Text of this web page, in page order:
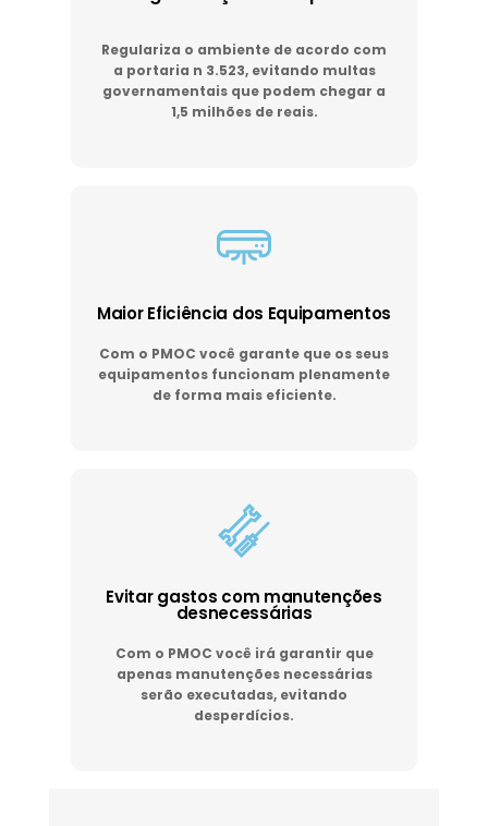
Regulariza o ambiente de acordo com
a portaria n 3.523, evitando multas
governamentais que podem chegar a
1,5 milhões de reais.
Maior Eficiência dos Equipamentos
Com o PMOC você garante que os seus
equipamentos funcionam plenamente
de forma mais eficiente.
Evitar gastos com manutenções
desnecessárias
Com o PMOC você irá garantir que
apenas manutenções necessárias
serão executadas, evitando
desperdícios.